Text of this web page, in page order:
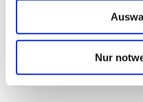
Nur
Der Terminus
Substanzen beruhen,…